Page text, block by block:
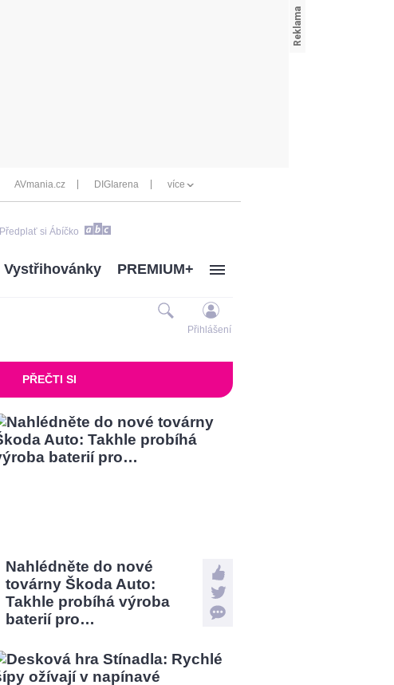
AVmania.cz DIGIarena více
Předplať si Ábíčko
Vystřihovánky PREMIUM+
Přihlášení
PŘEČTI SI
Nahlédněte do nové
továrny Škoda Auto:
Takhle probíhá výroba
baterií pro…